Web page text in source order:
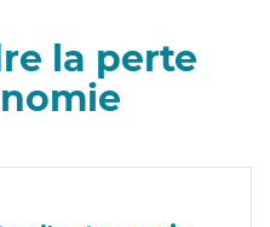
la perte